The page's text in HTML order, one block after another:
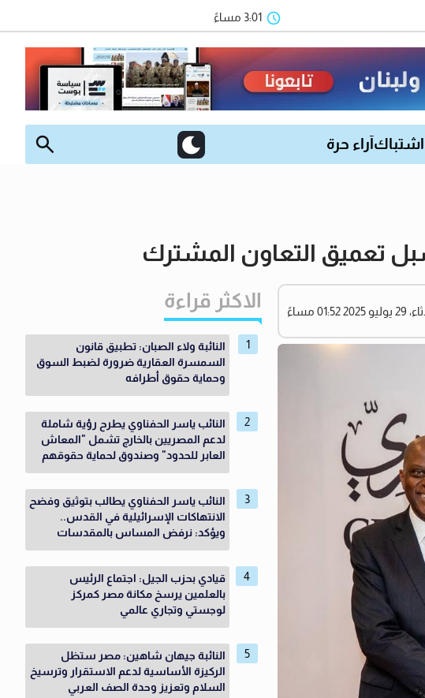
3:01 مساءً
اشتباك آراء حرة
تعميق التعاون المشترك
01:52 مساءً الاكثر قراءة
النائبة ولاء الصبان: تطبيق قانون
السمسرة العقارية ضرورة لضبط السوق
وحماية حقوق أطرافه
النائب ياسر الحفناوي يطرح رؤية شاملة
لدعم المصريين بالخارج تشمل "المعاش
العابر للحدود" وصندوق لحماية حقوقهم
النائب ياسر الحفناوي يطالب بتوثيق وفضح
الانتهاكات الإسرائيلية في القدس..
ويؤكد: نرفض المساس بالمقدسات
قيادي بحزب الجيل: اجتماع الرئيس
بالعلمين يرسخ مكانة مصر كمركز
لوجستي وتجاري عالمي
النائبة جيهان شاهين: مصر ستظل
الركيزة الأساسية لدعم الاستقرار وترسيخ
السلام وتعزيز وحدة الصف العربي